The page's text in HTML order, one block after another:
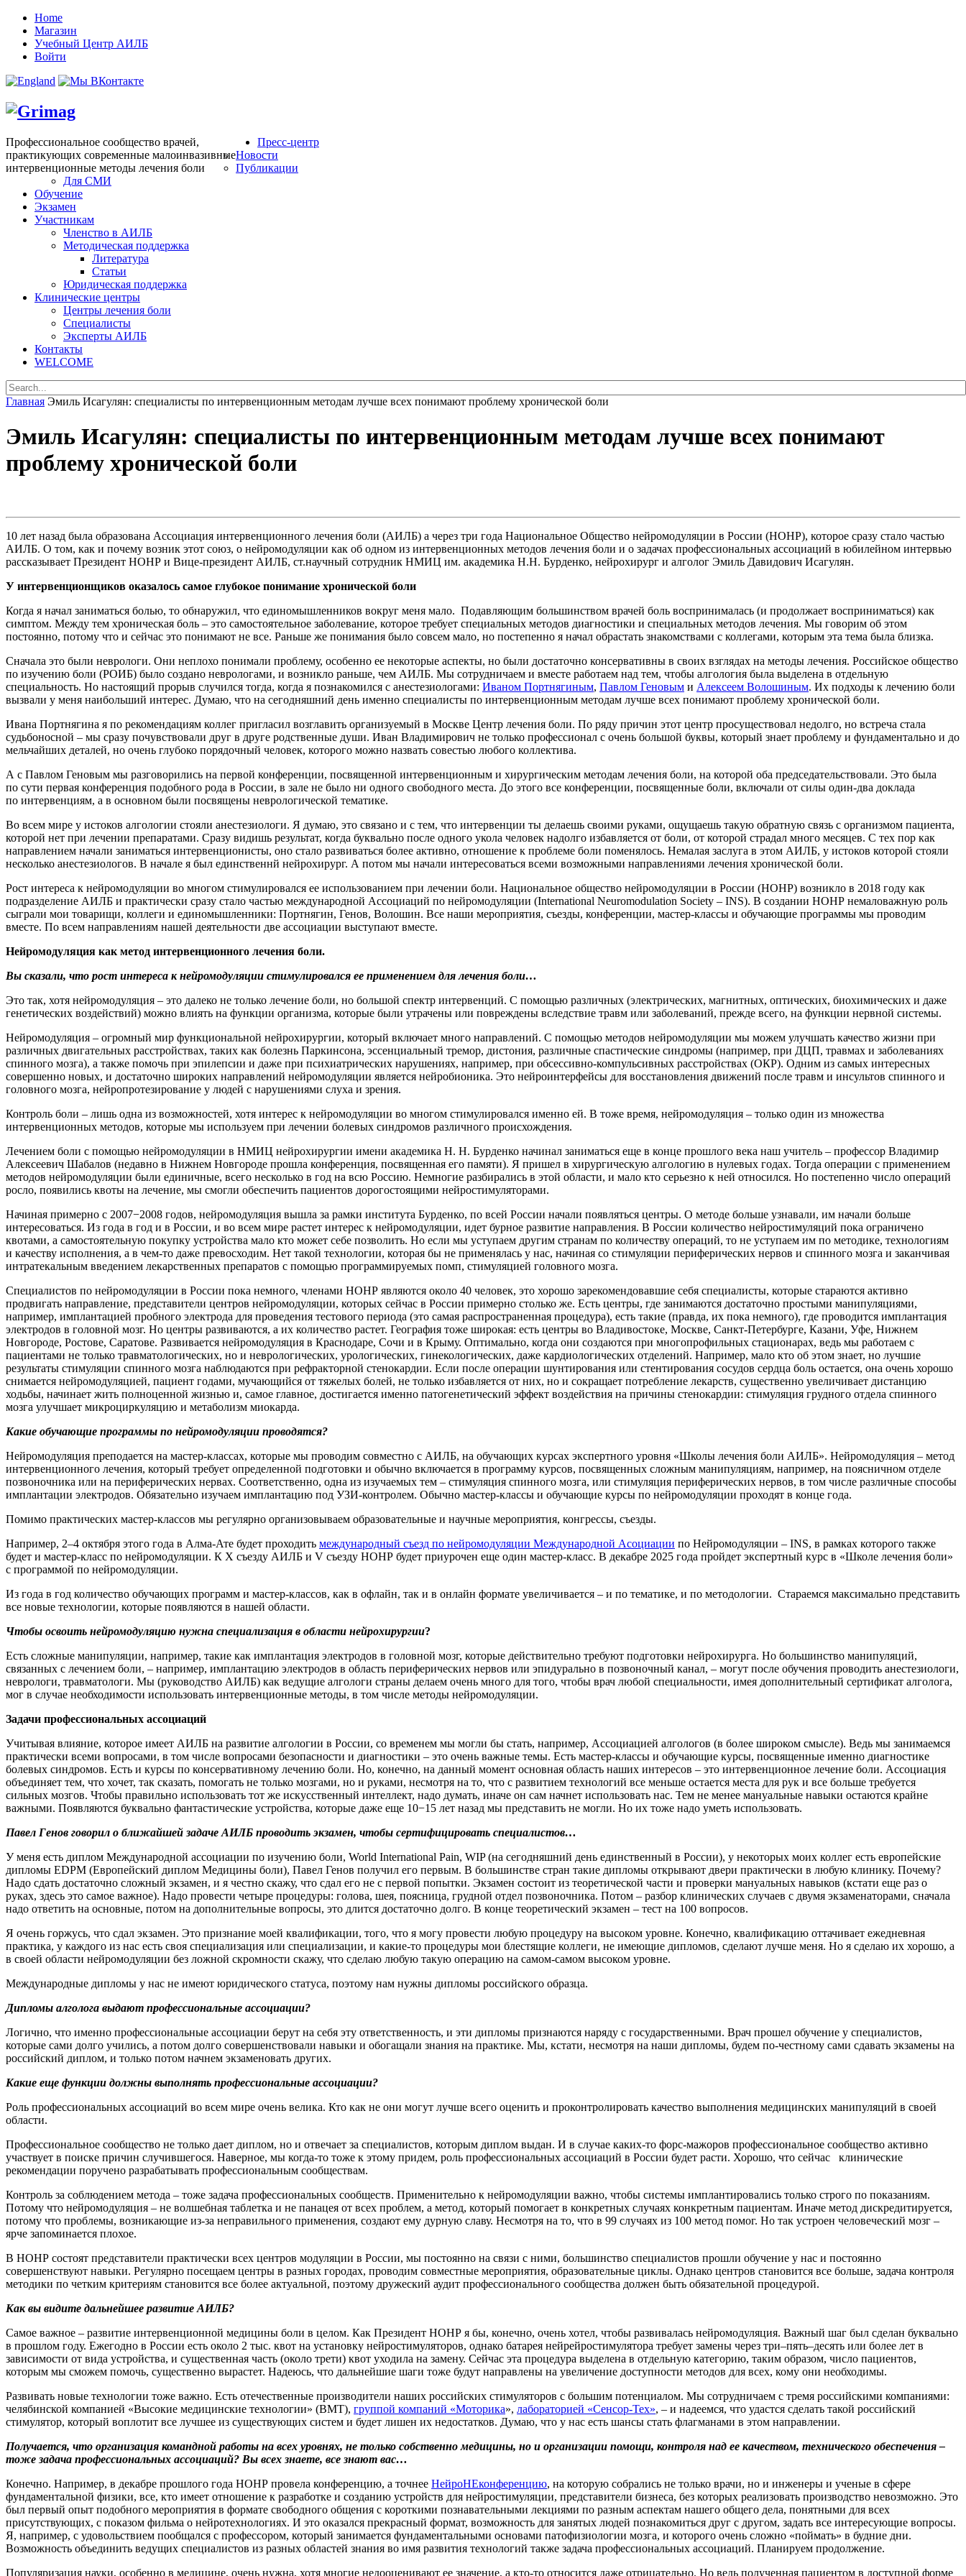
Home
Магазин
Учебный Центр АИЛБ
Войти
Профессиональное сообщество врачей,
практикующих современные малоинвазивные
интервенционные методы лечения боли
Пресс-центр
Новости
Публикации
Для СМИ
Обучение
Экзамен
Участникам
Членство в АИЛБ
Методическая поддержка
Литература
Статьи
Юридическая поддержка
Клинические центры
Центры лечения боли
Специалисты
Эксперты АИЛБ
Контакты
WELCOME
Главная Эмиль Исагулян: специалисты по интервенционным методам лучше всех понимают проблему хронической боли
Эмиль Исагулян: специалисты по интервенционным методам лучше всех понимают
проблему хронической боли
10 лет назад была образована Ассоциация интервенционного лечения боли (АИЛБ) а через три года Национальное Общество нейромодуляции в России (НОНР), которое сразу стало частью
АИЛБ. О том, как и почему возник этот союз, о нейромодуляции как об одном из интервенционных методов лечения боли и о задачах профессиональных ассоциаций в юбилейном интервью
рассказывает Президент НОНР и Вице-президент АИЛБ, ст.научный сотрудник НМИЦ им. академика Н.Н. Бурденко, нейрохирург и алголог Эмиль Давидович Исагулян.
У интервенционщиков оказалось самое глубокое понимание хронической боли
Когда я начал заниматься болью, то обнаружил, что единомышленников вокруг меня мало. Подавляющим большинством врачей боль воспринималась (и продолжает восприниматься) как
симптом. Между тем хроническая боль – это самостоятельное заболевание, которое требует специальных методов диагностики и специальных методов лечения. Мы говорим об этом
постоянно, потому что и сейчас это понимают не все. Раньше же понимания было совсем мало, но постепенно я начал обрастать знакомствами с коллегами, которым эта тема была близка.
Сначала это были неврологи. Они неплохо понимали проблему, особенно ее некоторые аспекты, но были достаточно консервативны в своих взглядах на методы лечения. Российское общество
по изучению боли (РОИБ) было создано неврологами, и возникло раньше, чем АИЛБ. Мы сотрудничаем и вместе работаем над тем, чтобы алгология была выделена в отдельную
специальность. Но настоящий прорыв случился тогда, когда я познакомился с анестезиологами: Иваном Портнягиным, Павлом Геновым и Алексеем Волошиным. Их подходы к лечению боли
вызвали у меня наибольший интерес. Думаю, что на сегодняшний день именно специалисты по интервенционным методам лучше всех понимают проблему хронической боли.
Ивана Портнягина я по рекомендациям коллег пригласил возглавить организуемый в Москве Центр лечения боли. По ряду причин этот центр просуществовал недолго, но встреча стала
судьбоносной – мы сразу почувствовали друг в друге родственные души. Иван Владимирович не только профессионал с очень большой буквы, который знает проблему и фундаментально и до
мельчайших деталей, но очень глубоко порядочный человек, которого можно назвать совестью любого коллектива.
А с Павлом Геновым мы разговорились на первой конференции, посвященной интервенционным и хирургическим методам лечения боли, на которой оба председательствовали. Это была
по сути первая конференция подобного рода в России, в зале не было ни одного свободного места. До этого все конференции, посвященные боли, включали от силы один-два доклада
по интервенциям, а в основном были посвящены неврологической тематике.
Во всем мире у истоков алгологии стояли анестезиологи. Я думаю, это связано и с тем, что интервенции ты делаешь своими руками, ощущаешь такую обратную связь с организмом пациента,
которой нет при лечении препаратами. Сразу видишь результат, когда буквально после одного укола человек надолго избавляется от боли, от которой страдал много месяцев. С тех пор как
направлением начали заниматься интервенционисты, оно стало развиваться более активно, отношение к проблеме боли поменялось. Немалая заслуга в этом АИЛБ, у истоков которой стояли
несколько анестезиологов. В начале я был единственнй нейрохирург. А потом мы начали интересоваться всеми возможными направлениями лечения хронической боли.
Рост интереса к нейромодуляции во многом стимулировался ее использованием при лечении боли. Национальное общество нейромодуляции в России (НОНР) возникло в 2018 году как
подразделение АИЛБ и практически сразу стало частью международной Ассоциаций по нейромодуляции (International Neuromodulation Society – INS). В создании НОНР немаловажную роль
сыграли мои товарищи, коллеги и единомышленники: Портнягин, Генов, Волошин. Все наши мероприятия, съезды, конференции, мастер-классы и обучающие программы мы проводим
вместе. По всем направлениям нашей деятельности две ассоциации выступают вместе.
Нейромодуляция как метод интервенционного лечения боли.
Вы сказали, что рост интереса к нейромодуляции стимулировался ее применением для лечения боли…
Это так, хотя нейромодуляция – это далеко не только лечение боли, но большой спектр интервенций. С помощью различных (электрических, магнитных, оптических, биохимических и даже
генетических воздействий) можно влиять на функции организма, которые были утрачены или повреждены вследствие травм или заболеваний, прежде всего, на функции нервной системы.
Нейромодуляция – огромный мир функциональной нейрохирургии, который включает много направлений. С помощью методов нейромодуляции мы можем улучшать качество жизни при
различных двигательных расстройствах, таких как болезнь Паркинсона, эссенциальный тремор, дистония, различные спастические синдромы (например, при ДЦП, травмах и заболеваниях
спинного мозга), а также помочь при эпилепсии и даже при психиатрических нарушениях, например, при обсессивно-компульсивных расстройствах (ОКР). Одним из самых интересных
совершенно новых, и достаточно широких направлений нейромодуляции является нейробионика. Это нейроинтерфейсы для восстановления движений после травм и инсультов спинного и
головного мозга, нейропротезирование у людей с нарушениями слуха и зрения.
Контроль боли – лишь одна из возможностей, хотя интерес к нейромодуляции во многом стимулировался именно ей. В тоже время, нейромодуляция – только один из множества
интервенционных методов, которые мы используем при лечении болевых синдромов различного происхождения.
Лечением боли с помощью нейромодуляции в НМИЦ нейрохирургии имени академика Н. Н. Бурденко начинал заниматься еще в конце прошлого века наш учитель – профессор Владимир
Алексеевич Шабалов (недавно в Нижнем Новгороде прошла конференция, посвященная его памяти). Я пришел в хирургическую алгологию в нулевых годах. Тогда операции с применением
методов нейромодуляции были единичные, всего несколько в год на всю Россию. Немногие разбирались в этой области, и мало кто серьезно к ней относился. Но постепенно число операций
росло, появились квоты на лечение, мы смогли обеспечить пациентов дорогостоящими нейростимуляторами.
Начиная примерно с 2007−2008 годов, нейромодуляция вышла за рамки института Бурденко, по всей России начали появляться центры. О методе больше узнавали, им начали больше
интересоваться. Из года в год и в России, и во всем мире растет интерес к нейромодуляции, идет бурное развитие направления. В России количество нейростимуляций пока ограничено
квотами, а самостоятельную покупку устройства мало кто может себе позволить. Но если мы уступаем другим странам по количеству операций, то не уступаем им по методике, технологиям
и качеству исполнения, а в чем-то даже превосходим. Нет такой технологии, которая бы не применялась у нас, начиная со стимуляции периферических нервов и спинного мозга и заканчивая
интратекальным введением лекарственных препаратов с помощью программируемых помп, стимуляцией головного мозга.
Специалистов по нейромодуляции в России пока немного, членами НОНР являются около 40 человек, это хорошо зарекомендовавшие себя специалисты, которые стараются активно
продвигать направление, представители центров нейромодуляции, которых сейчас в России примерно столько же. Есть центры, где занимаются достаточно простыми манипуляциями,
например, имплантацией пробного электрода для проведения тестового периода (это самая распространенная процедура), есть такие (правда, их пока немного), где проводится имплантация
электродов в головной мозг. Но центры развиваются, а их количество растет. География тоже широкая: есть центры во Владивостоке, Москве, Санкт-Петербурге, Казани, Уфе, Нижнем
Новгороде, Ростове, Саратове. Развивается нейромодуляция в Краснодаре, Сочи и в Крыму. Оптимально, когда они создаются при многопрофильных стационарах, ведь мы работаем с
пациентами не только травматологических, но и неврологических, урологических, гинекологических, даже кардиологических отделений. Например, мало кто об этом знает, но лучшие
результаты стимуляции спинного мозга наблюдаются при рефракторной стенокардии. Если после операции шунтирования или стентирования сосудов сердца боль остается, она очень хорошо
снимается нейромодуляцией, пациент годами, мучающийся от тяжелых болей, не только избавляется от них, но и сокращает потребление лекарств, существенно увеличивает дистанцию
ходьбы, начинает жить полноценной жизнью и, самое главное, достигается именно патогенетический эффект воздействия на причины стенокардии: стимуляция грудного отдела спинного
мозга улучшает микроциркуляцию и метаболизм миокарда.
Какие обучающие программы по нейромодуляции проводятся?
Нейромодуляция преподается на мастер-классах, которые мы проводим совместно с АИЛБ, на обучающих курсах экспертного уровня «Школы лечения боли АИЛБ». Нейромодуляция – метод
интервенционного лечения, который требует определенной подготовки и обычно включается в программу курсов, посвященных сложным манипуляциям, например, на поясничном отделе
позвоночника или на периферических нервах. Соответственно, одна из изучаемых тем – стимуляция спинного мозга, или стимуляция периферических нервов, в том числе различные способы
имплантации электродов. Обязательно изучаем имплантацию под УЗИ-контролем. Обычно мастер-классы и обучающие курсы по нейромодуляции проходят в конце года.
Помимо практических мастер-классов мы регулярно организовываем образовательные и научные мероприятия, конгрессы, съезды.
Например, 2–4 октября этого года в Алма-Ате будет проходить международный съезд по нейромодуляции Международной Асоциации по Нейромодуляции – INS, в рамках которого также
будет и мастер-класс по нейромодуляции. К X съезду АИЛБ и V съезду НОНР будет приурочен еще один мастер-класс. В декабре 2025 года пройдет экспертный курс в «Школе лечения боли»
с программой по нейромодуляции.
Из года в год количество обучающих программ и мастер-классов, как в офлайн, так и в онлайн формате увеличивается – и по тематике, и по методологии. Стараемся максимально представить
все новые технологии, которые появляются в нашей области.
Чтобы освоить нейромодуляцию нужна специализация в области нейрохирургии?
Есть сложные манипуляции, например, такие как имплантация электродов в головной мозг, которые действительно требуют подготовки нейрохирурга. Но большинство манипуляций,
связанных с лечением боли, – например, имплантацию электродов в область периферических нервов или эпидурально в позвоночный канал, – могут после обучения проводить анестезиологи,
неврологи, травматологи. Мы (руководство АИЛБ) как ведущие алгологи страны делаем очень много для того, чтобы врач любой специальности, имея дополнительный сертификат алголога,
мог в случае необходимости использовать интервенционные методы, в том числе методы нейромодуляции.
Задачи профессиональных ассоциаций
Учитывая влияние, которое имеет АИЛБ на развитие алгологии в России, со временем мы могли бы стать, например, Ассоциацией алгологов (в более широком смысле). Ведь мы занимаемся
практически всеми вопросами, в том числе вопросами безопасности и диагностики – это очень важные темы. Есть мастер-классы и обучающие курсы, посвященные именно диагностике
болевых синдромов. Есть и курсы по консервативному лечению боли. Но, конечно, на данный момент основная область наших интересов – это интервенционное лечение боли. Ассоциация
объединяет тем, что хочет, так сказать, помогать не только мозгами, но и руками, несмотря на то, что с развитием технологий все меньше остается места для рук и все больше требуется
сильных мозгов. Чтобы правильно использовать тот же искусственный интеллект, надо думать, иначе он сам начнет использовать нас. Тем не менее мануальные навыки остаются крайне
важными. Появляются буквально фантастические устройства, которые даже еще 10−15 лет назад мы представить не могли. Но их тоже надо уметь использовать.
Павел Генов говорил о ближайшей задаче АИЛБ проводить экзамен, чтобы сертифицировать специалистов…
У меня есть диплом Международной ассоциации по изучению боли, World International Pain, WIP (на сегодняшний день единственный в России), у некоторых моих коллег есть европейские
дипломы EDPM (Европейский диплом Медицины боли), Павел Генов получил его первым. В большинстве стран такие дипломы открывают двери практически в любую клинику. Почему?
Надо сдать достаточно сложный экзамен, и я честно скажу, что сдал его не с первой попытки. Экзамен состоит из теоретической части и проверки мануальных навыков (кстати еще раз о
руках, здесь это самое важное). Надо провести четыре процедуры: голова, шея, поясница, грудной отдел позвоночника. Потом – разбор клинических случаев с двумя экзаменаторами, сначала
надо ответить на основные, потом на дополнительные вопросы, это длится достаточно долго. В конце теоретический экзамен – тест на 100 вопросов.
Я очень горжусь, что сдал экзамен. Это признание моей квалификации, того, что я могу провести любую процедуру на высоком уровне. Конечно, квалификацию оттачивает ежедневная
практика, у каждого из нас есть своя специализация или специализации, и какие-то процедуры мои блестящие коллеги, не имеющие дипломов, сделают лучше меня. Но я сделаю их хорошо, а
в своей области нейромодуляции без ложной скромности скажу, что сделаю любую такую операцию на самом-самом высоком уровне.
Международные дипломы у нас не имеют юридического статуса, поэтому нам нужны дипломы российского образца.
Дипломы алголога выдают профессиональные ассоциации?
Логично, что именно профессиональные ассоциации берут на себя эту ответственность, и эти дипломы признаются наряду с государственными. Врач прошел обучение у специалистов,
которые сами долго учились, а потом долго совершенствовали навыки и обогащали знания на практике. Мы, кстати, несмотря на наши дипломы, будем по-честному сами сдавать экзамены на
российский диплом, и только потом начнем экзаменовать других.
Какие еще функции должны выполнять профессиональные ассоциации?
Роль профессиональных ассоциаций во всем мире очень велика. Кто как не они могут лучше всего оценить и проконтролировать качество выполнения медицинских манипуляций в своей
области.
Профессиональное сообщество не только дает диплом, но и отвечает за специалистов, которым диплом выдан. И в случае каких-то форс-мажоров профессиональное сообщество активно
участвует в поиске причин случившегося. Наверное, мы когда-то тоже к этому придем, роль профессиональных ассоциаций в России будет расти. Хорошо, что сейчас клинические
рекомендации поручено разрабатывать профессиональным сообществам.
Контроль за соблюдением метода – тоже задача профессиональных сообществ. Применительно к нейромодуляции важно, чтобы системы имплантировались только строго по показаниям.
Потому что нейромодуляция – не волшебная таблетка и не панацея от всех проблем, а метод, который помогает в конкретных случаях конкретным пациентам. Иначе метод дискредитируется,
потому что проблемы, возникающие из-за неправильного применения, создают ему дурную славу. Несмотря на то, что в 99 случаях из 100 метод помог. Но так устроен человеческий мозг –
ярче запоминается плохое.
В НОНР состоят представители практически всех центров модуляции в России, мы постоянно на связи с ними, большинство специалистов прошли обучение у нас и постоянно
совершенствуют навыки. Регулярно посещаем центры в разных городах, проводим совместные мероприятия, образовательные циклы. Однако центров становится все больше, задача контроля
методики по четким критериям становится все более актуальной, поэтому дружеский аудит профессионального сообщества должен быть обязательной процедурой.
Как вы видите дальнейшее развитие АИЛБ?
Самое важное – развитие интервенционной медицины боли в целом. Как Президент НОНР я бы, конечно, очень хотел, чтобы развивалась нейромодуляция. Важный шаг был сделан буквально
в прошлом году. Ежегодно в России есть около 2 тыс. квот на установку нейростимуляторов, однако батарея нейрейростимулятора требует замены через три–пять–десять или более лет в
зависимости от вида устройства, и существенная часть (около трети) квот уходила на замену. Сейчас эта процедура выделена в отдельную категорию, таким образом, число пациентов,
которым мы сможем помочь, существенно вырастет. Надеюсь, что дальнейшие шаги тоже будут направлены на увеличение доступности методов для всех, кому они необходимы.
Развивать новые технологии тоже важно. Есть отечественные производители наших российских стимуляторов с большим потенциалом. Мы сотрудничаем с тремя российскими компаниями:
челябинской компанией «Высокие медицинские технологии» (ВМТ), группой компаний «Моторика», лабораторией «Сенсор-Тех», – и надеемся, что удастся сделать такой российский
стимулятор, который воплотит все лучшее из существующих систем и будет лишен их недостатков. Думаю, что у нас есть шансы стать флагманами в этом направлении.
Получается, что организация командной работы на всех уровнях, не только собственно медицины, но и организации помощи, контроля над ее качеством, технического обеспечения –
тоже задача профессиональных ассоциаций? Вы всех знаете, все знают вас…
Конечно. Например, в декабре прошлого года НОНР провела конференцию, а точнее НейроНЕконференцию, на которую собрались не только врачи, но и инженеры и ученые в сфере
фундаментальной физики, все, кто имеет отношение к разработке и созданию устройств для нейростимуляции, представители бизнеса, без которых реализовать производство невозможно. Это
был первый опыт подобного мероприятия в формате свободного общения с короткими познавательными лекциями по разным аспектам нашего общего дела, понятными для всех
присутствующих, с показом фильма о нейротехнологиях. И это оказался прекрасный формат, возможность для занятых людей познакомиться друг с другом, задать все интересующие вопросы.
Я, например, с удовольствием пообщался с профессором, который занимается фундаментальными основами патофизиологии мозга, и которого очень сложно «поймать» в будние дни.
Возможность объединить ведущих специалистов из разных областей знания во имя развития технологий также задача профессиональных ассоциаций. Планируем продолжение.
Популяризация науки, особенно в медицине, очень нужна, хотя многие недооценивают ее значение, а кто-то относится даже отрицательно. Но ведь полученная пациентом в доступной форме